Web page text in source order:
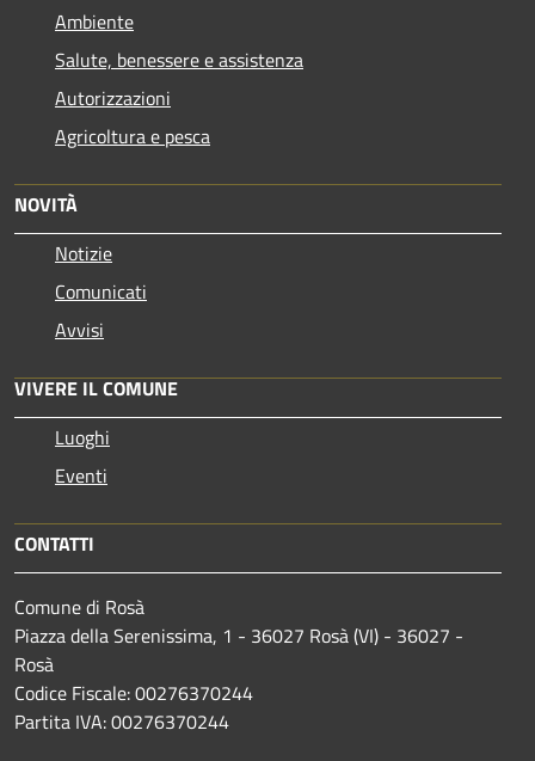
Ambiente
Salute, benessere e assistenza
Autorizzazioni
Agricoltura e pesca
NOVITÀ
Notizie
Comunicati
Avvisi
VIVERE IL COMUNE
Luoghi
Eventi
CONTATTI
Comune di Rosà
Piazza della Serenissima, 1 - 36027 Rosà (VI) - 36027 -
Rosà
Codice Fiscale: 00276370244
Partita IVA: 00276370244